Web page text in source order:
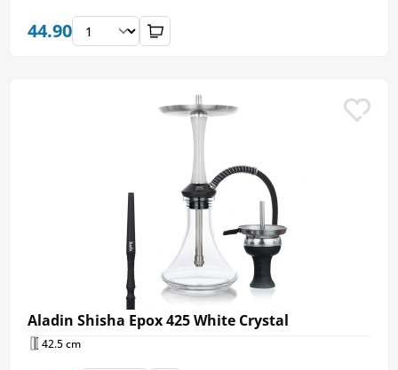
44.90
Aladin Shisha Epox 425 White Crystal
42.5 cm